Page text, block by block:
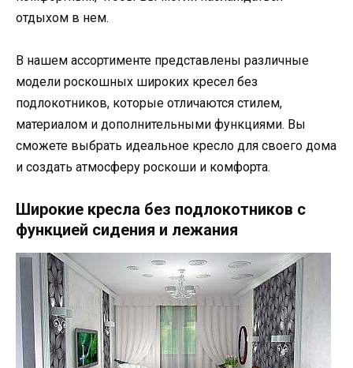
отдыхом в нем.
В нашем ассортименте представлены различные
модели роскошных широких кресел без
подлокотников, которые отличаются стилем,
материалом и дополнительными функциями. Вы
сможете выбрать идеальное кресло для своего дома
и создать атмосферу роскоши и комфорта.
Широкие кресла без подлокотников с
функцией сидения и лежания